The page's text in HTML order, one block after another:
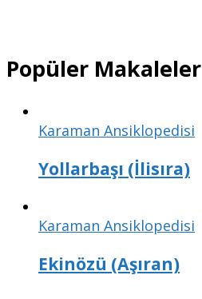
Popüler Makaleler
Karaman Ansiklopedisi
Yollarbaşı (İlisıra)
Karaman Ansiklopedisi
Ekinözü (Aşıran)